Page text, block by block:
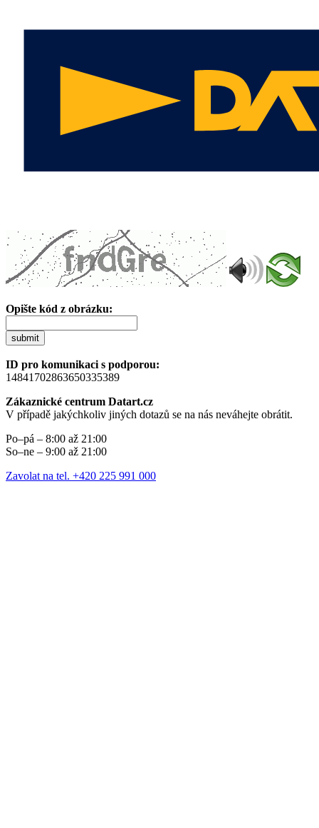
Opište kód z obrázku:
submit
ID pro komunikaci s podporou:
14841702863650335389
Zákaznické centrum Datart.cz
V případě jakýchkoliv jiných dotazů se na nás neváhejte obrátit.
Po–pá – 8:00 až 21:00
So–ne – 9:00 až 21:00
Zavolat na tel. +420 225 991 000